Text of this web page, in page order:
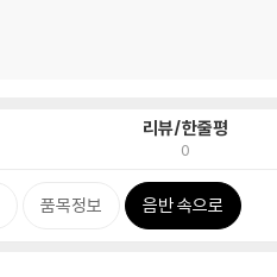
리뷰/한줄평
0
품목정보 음반 속으로